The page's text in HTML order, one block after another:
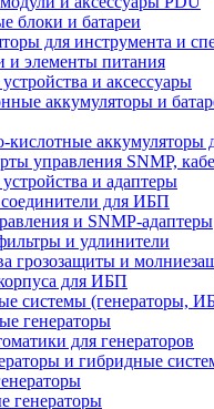
блоки и батареи
для инструмента и
и элементы питания
и аксессуары
аккумуляторы и
кислотные аккумуляторы
управления SNMP,
и адаптеры
для ИБП
и SNMP-адаптеры
и удлинители
грозозащиты и
для ИБП
системы (генераторы,
генераторы
для генераторов
и гибридные
генераторы